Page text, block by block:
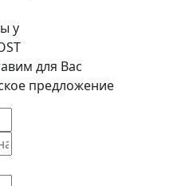
у
для Вас
предложение